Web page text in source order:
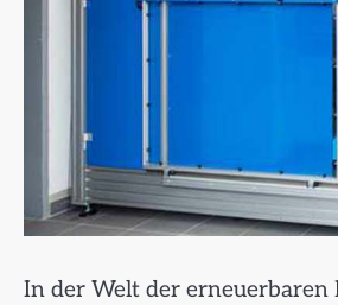
In der Welt der erneuerbaren